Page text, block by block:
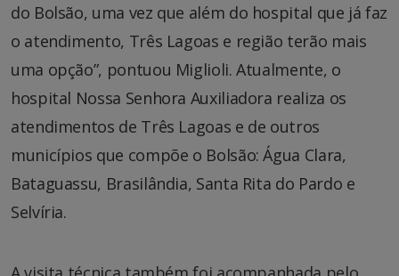
do Bolsão, uma vez que além do hospital que já faz
o atendimento, Três Lagoas e região terão mais
uma opção”, pontuou Miglioli. Atualmente, o
hospital Nossa Senhora Auxiliadora realiza os
atendimentos de Três Lagoas e de outros
municípios que compõe o Bolsão: Água Clara,
Bataguassu, Brasilândia, Santa Rita do Pardo e
Selvíria.